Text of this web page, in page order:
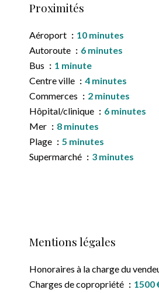
Proximités
Aéroport
10 minutes
Autoroute
6 minutes
Bus
1 minute
Centre ville
4 minutes
Commerces
2 minutes
Hôpital/clinique
6 minutes
Mer
8 minutes
Plage
5 minutes
Supermarché
3 minutes
Mentions légales
Honoraires à la charge du
Charges de copropriété
1500